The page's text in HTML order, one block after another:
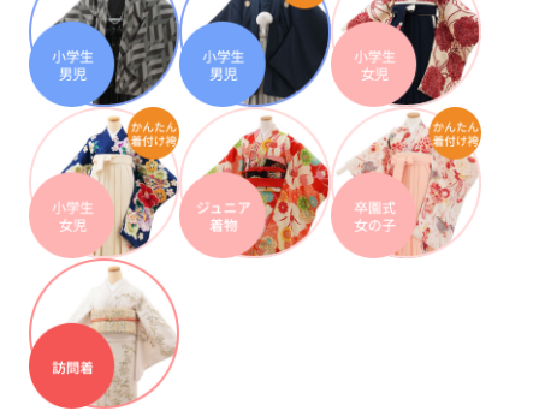
9 10 11 12 14
15
16
18 19 20 21
22
23
24 25 26 27 28
29
30
31
6
13
20
27
現在選択しているご利用日
2月 新着【 卒園式・七五三 女児かんたん袴】入荷！
2026年 2月
2月 新着 【 小学生卒業式袴(女の子) 略式袴】入荷！
2025年 12月
12月 新着 【 小学生卒業式袴(男の子)・簡単着付け 】入荷！
2025年 11月
2025年 7月
7月 新着 【 ジュニア着物 】入荷！
2025年 7月